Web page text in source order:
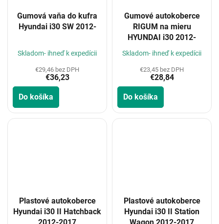
Gumová vaňa do kufra
Hyundai i30 SW 2012-
Skladom- ihneď k expedícii
€29,46 bez DPH
€36,23
Do košíka
Gumové autokoberce
RIGUM na mieru
HYUNDAI i30 2012-
Skladom- ihneď k expedícii
€23,45 bez DPH
€28,84
Do košíka
Plastové autokoberce
Hyundai i30 II Hatchback
Plastové autokoberce
Hyundai i30 II Station